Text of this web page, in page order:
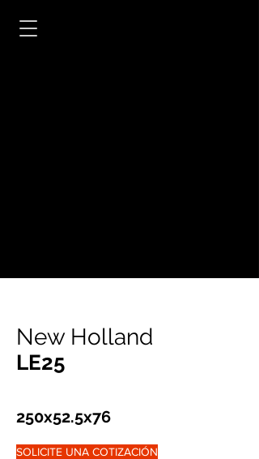
New Holland
LE25
250x52.5x76
SOLICITE UNA COTIZACIÓN